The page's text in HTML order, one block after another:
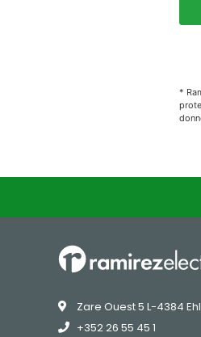
*
Zare Ouest 5 L-4384
+352 26 55 45 1